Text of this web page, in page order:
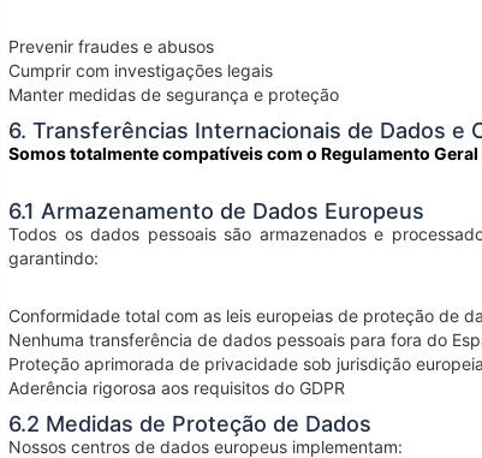
Prevenir fraudes e abusos
Cumprir com investigações legais
Manter medidas de segurança e proteção
6. Transferências Internacionais de Dados e
Somos totalmente compatíveis com o Regulamento Geral
6.1 Armazenamento de Dados Europeus
Todos os dados pessoais são armazenados e
garantindo:
Conformidade total com as leis europeias de proteção de
Nenhuma transferência de dados pessoais para fora do
Proteção aprimorada de privacidade sob jurisdição europeia
Aderência rigorosa aos requisitos do GDPR
6.2 Medidas de Proteção de Dados
Nossos centros de dados europeus implementam: